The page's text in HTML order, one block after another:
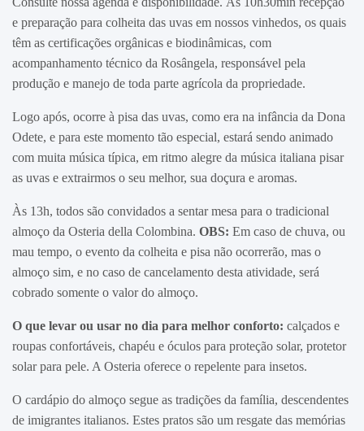
e preparação para colheita das uvas em nossos vinhedos, os quais
têm as certificações orgânicas e biodinâmicas, com
acompanhamento técnico da Rosângela, responsável pela
produção e manejo de toda parte agrícola da propriedade.
Logo após, ocorre à pisa das uvas, como era na infância da Dona
Odete, e para este momento tão especial, estará sendo animado
com muita música típica, em ritmo alegre da música italiana pisar
as uvas e extrairmos o seu melhor, sua doçura e aromas.
Às 13h, todos são convidados a sentar mesa para o tradicional
almoço da Osteria della Colombina. OBS: Em caso de chuva, ou
mau tempo, o evento da colheita e pisa não ocorrerão, mas o
almoço sim, e no caso de cancelamento desta atividade, será
cobrado somente o valor do almoço.
O que levar ou usar no dia para melhor conforto: calçados e
roupas confortáveis, chapéu e óculos para proteção solar, protetor
solar para pele. A Osteria oferece o repelente para insetos.
O cardápio do almoço segue as tradições da família, descendentes
de imigrantes italianos. Estes pratos são um resgate das memórias